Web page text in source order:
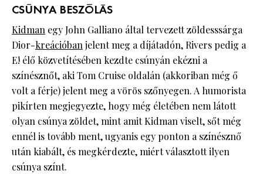
CSÚNYA BESZÓLÁS
Kidman egy John Galliano által tervezett zöldesssárga
Dior-kreációbanjelent meg a díjátadón, Rivers pedig a
E! élő közvetítésében kezdte csúnyán ekézni a
színésznőt, aki Tom Cruise oldalán (akkoriban még ő
volt a férje) jelent meg a vörös szőnyegen. A humorista
pikírten megjegyezte, hogy még életében nem látott
olyan csúnya zöldet, mint amit Kidman viselt, sőt még
ennél is tovább ment, ugyanis egy ponton a színésznő
után kiabált, és megkérdezte, miért választott ilyen
csúnya színt.